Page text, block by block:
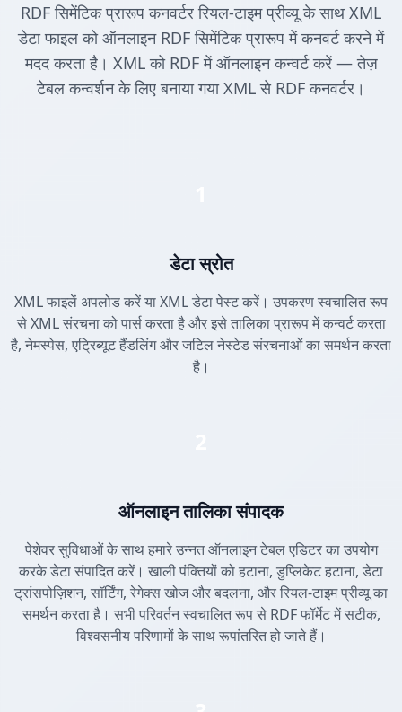
RDF सिमेंटिक प्रारूप कनवर्टर रियल-टाइम प्रीव्यू के साथ XML
डेटा फाइल को ऑनलाइन RDF सिमेंटिक प्रारूप में कनवर्ट करने में
मदद करता है। XML को RDF में ऑनलाइन कन्वर्ट करें — तेज़
टेबल कन्वर्शन के लिए बनाया गया XML से RDF कनवर्टर।
डेटा स्रोत
XML फाइलें अपलोड करें या XML डेटा पेस्ट करें। उपकरण स्वचालित रूप
से XML संरचना को पार्स करता है और इसे तालिका प्रारूप में कन्वर्ट करता
है, नेमस्पेस, एट्रिब्यूट हैंडलिंग और जटिल नेस्टेड संरचनाओं का समर्थन करता
है।
ऑनलाइन तालिका संपादक
पेशेवर सुविधाओं के साथ हमारे उन्नत ऑनलाइन टेबल एडिटर का उपयोग
करके डेटा संपादित करें। खाली पंक्तियों को हटाना, डुप्लिकेट हटाना, डेटा
ट्रांसपोज़िशन, सॉर्टिंग, रेगेक्स खोज और बदलना, और रियल-टाइम प्रीव्यू का
समर्थन करता है। सभी परिवर्तन स्वचालित रूप से RDF फॉर्मेट में सटीक,
विश्वसनीय परिणामों के साथ रूपांतरित हो जाते हैं।